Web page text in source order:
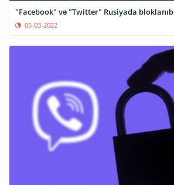
"Facebook" və "Twitter" Rusiyada bloklanıb
05-03-2022